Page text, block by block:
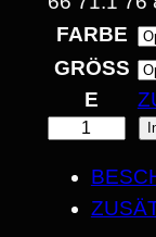
FARBE
GRÖSSE